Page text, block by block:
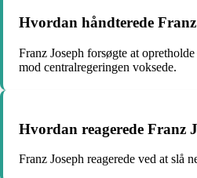
Hvordan håndterede
Franz Joseph forsøgte at
mod centralregeringen voksede.
Hvordan reagerede Franz
Franz Joseph reagerede ved at